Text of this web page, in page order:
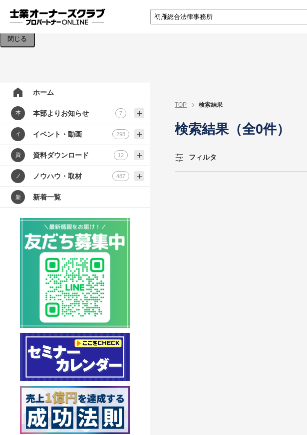
検索条件を入力してください。
閉じる
ホーム
本 本部よりお知らせ 7
イ イベント・動画 298
資 資料ダウンロード 12
ノ ノウハウ・取材 487
新 新着一覧
TOP 検索結果
検索結果（全0件）
フィルタ